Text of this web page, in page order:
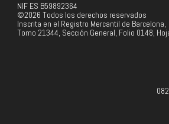
NIF ES B59892364
©2026 Todos los derechos reservados
Inscrita en el Registro Mercantil de Barcelona,
Tomo 21344, Sección General, Folio 0148,